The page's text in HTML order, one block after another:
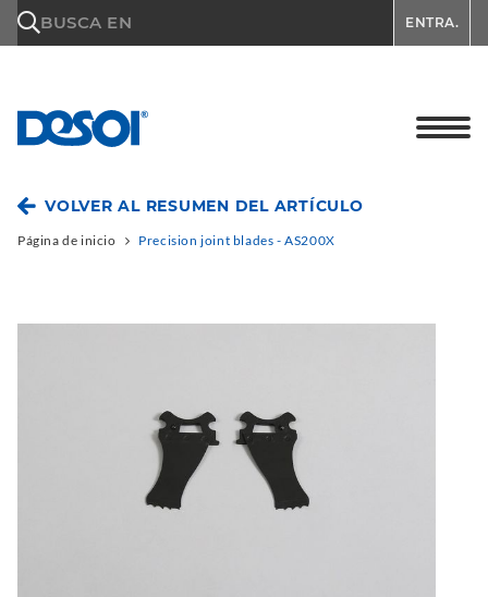
BUSCA EN ENTRA.
VOLVER AL RESUMEN DEL ARTÍCULO
Página de inicio Precision joint blades - AS200X